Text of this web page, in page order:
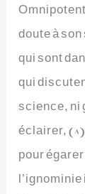
doute à
qui sont
qui
science, ni
éclairer,
pour